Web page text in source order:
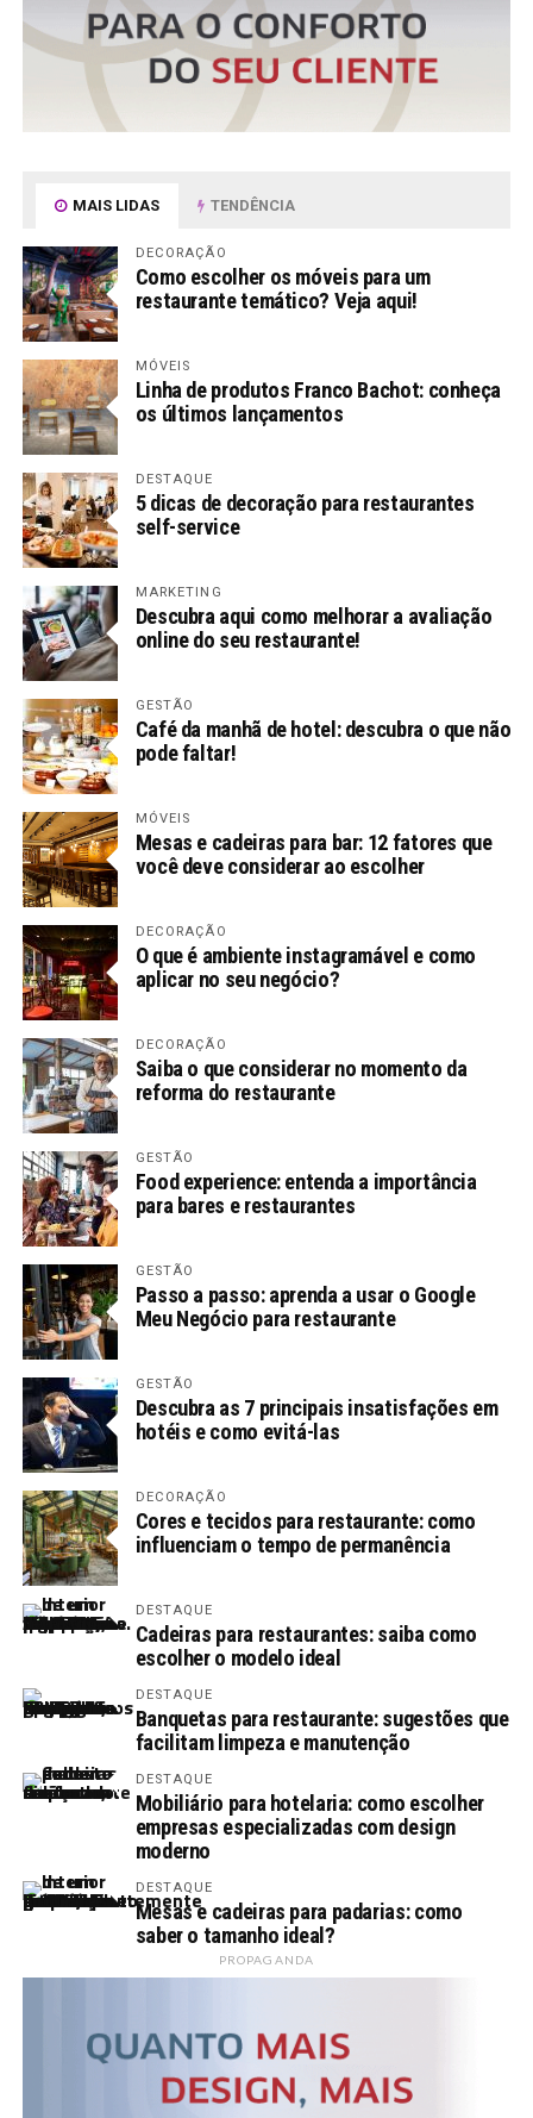
MAIS LIDAS TENDÊNCIA
DECORAÇÃO
Como escolher os móveis para um
restaurante temático? Veja aqui!
MÓVEIS
Linha de produtos Franco Bachot: conheça
os últimos lançamentos
DESTAQUE
5 dicas de decoração para restaurantes
self-service
MARKETING
Descubra aqui como melhorar a avaliação
online do seu restaurante!
GESTÃO
Café da manhã de hotel: descubra o que não
pode faltar!
MÓVEIS
Mesas e cadeiras para bar: 12 fatores que
você deve considerar ao escolher
DECORAÇÃO
O que é ambiente instagramável e como
aplicar no seu negócio?
DECORAÇÃO
Saiba o que considerar no momento da
reforma do restaurante
GESTÃO
Food experience: entenda a importância
para bares e restaurantes
GESTÃO
Passo a passo: aprenda a usar o Google
Meu Negócio para restaurante
GESTÃO
Descubra as 7 principais insatisfações em
hotéis e como evitá-las
DECORAÇÃO
Cores e tecidos para restaurante: como
influenciam o tempo de permanência
DESTAQUE
Cadeiras para restaurantes: saiba como
escolher o modelo ideal
DESTAQUE
Banquetas para restaurante: sugestões que
facilitam limpeza e manutenção
DESTAQUE
Mobiliário para hotelaria: como escolher
empresas especializadas com design
moderno
DESTAQUE
Mesas e cadeiras para padarias: como
saber o tamanho ideal?
PROPAGANDA